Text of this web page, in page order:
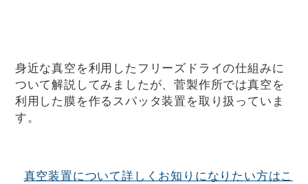
身近な真空を利用したフリーズドライの仕組みに
ついて解説してみましたが、菅製作所では真空を
利用した膜を作るスパッタ装置を取り扱っていま
す。
真空装置について詳しくお知りになりたい方はこ